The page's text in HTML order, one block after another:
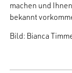
machen und
bekannt
Bild: Bianca